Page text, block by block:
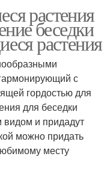
растения
беседки
растения
с
гордостью для
для беседки
видом и придадут
можно придать
месту